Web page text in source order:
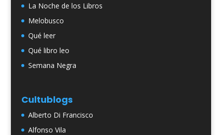
La Noche de los Libros
Melobusco
Qué leer
Qué libro leo
Semana Negra
Cultublogs
Alberto Di Francisco
Alfonso Vila